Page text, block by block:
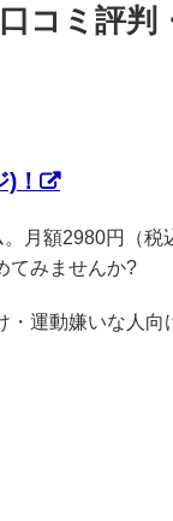
コミ評判
！
月額2980円（税
てみませんか?
運動嫌いな人向